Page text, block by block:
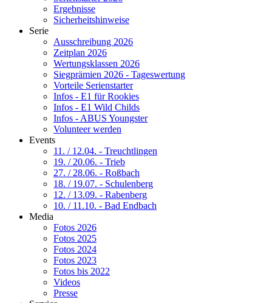
Ergebnisse
Sicherheitshinweise
Serie
Ausschreibung 2026
Zeitplan 2026
Wertungsklassen 2026
Siegprämien 2026 - Tageswertung
Vorteile Serienstarter
Infos - E1 für Rookies
Infos - E1 Wild Childs
Infos - ABUS Youngster
Volunteer werden
Events
11. / 12.04. - Treuchtlingen
19. / 20.06. - Trieb
27. / 28.06. - Roßbach
18. / 19.07. - Schulenberg
12. / 13.09. - Rabenberg
10. / 11.10. - Bad Endbach
Media
Fotos 2026
Fotos 2025
Fotos 2024
Fotos 2023
Fotos bis 2022
Videos
Presse